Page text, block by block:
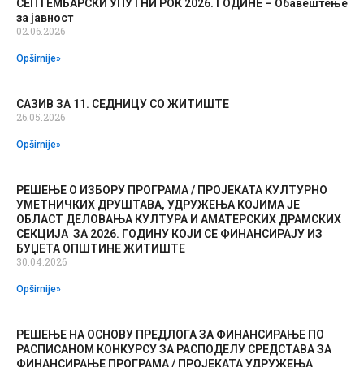
СЕПТЕМБАРСКИ УПУТНИ РОК 2026. ГОДИНЕ – Обавештење
за јавност
02.06.2026
Opširnije»
САЗИВ ЗА 11. СЕДНИЦУ СО ЖИТИШТЕ
26.05.2026
Opširnije»
РЕШЕЊЕ О ИЗБОРУ ПРОГРАМА / ПРОЈЕКАТА КУЛТУРНО
УМЕТНИЧКИХ ДРУШТАВА, УДРУЖЕЊА КОЈИМА ЈЕ
ОБЛАСТ ДЕЛОВАЊА КУЛТУРА И АМАТЕРСКИХ ДРАМСКИХ
СЕКЦИЈА ЗА 2026. ГОДИНУ КОЈИ СЕ ФИНАНСИРАЈУ ИЗ
БУЏЕТА ОПШТИНЕ ЖИТИШТЕ
30.04.2026
Opširnije»
РЕШЕЊЕ НА ОСНОВУ ПРЕДЛОГА ЗА ФИНАНСИРАЊЕ ПО
РАСПИСАНОМ КОНКУРСУ ЗА РАСПОДЕЛУ СРЕДСТАВА ЗА
ФИНАНСИРАЊЕ ПРОГРАМА / ПРОЈЕКАТА УДРУЖЕЊА